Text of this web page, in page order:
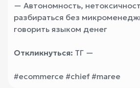
— Автономность,
разбираться без
говорить языком денег
Откликнуться: ТГ —
#ecommerce #chief #maree